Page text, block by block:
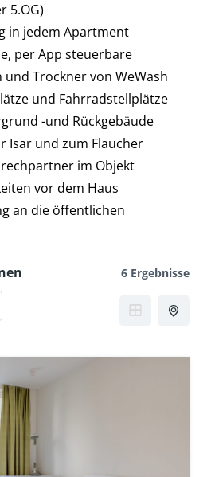
5.OG)
in jedem Apartment
per App steuerbare
und Trockner von WeWash
und Fahrradstellplätze
-und Rückgebäude
Isar und zum Flaucher
im Objekt
vor dem Haus
an die öffentlichen
6 Ergebnisse